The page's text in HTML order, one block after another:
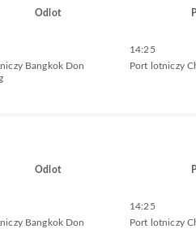
Odlot
Bangkok Don
14:25
Port lotniczy
Odlot
Bangkok Don
14:25
Port lotniczy